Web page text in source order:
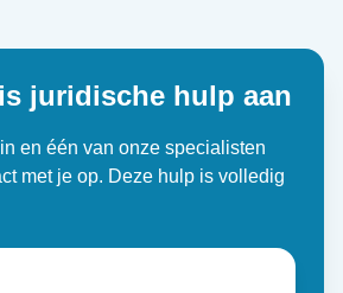
juridische hulp aan
en één van onze specialisten
met je op. Deze hulp is volledig